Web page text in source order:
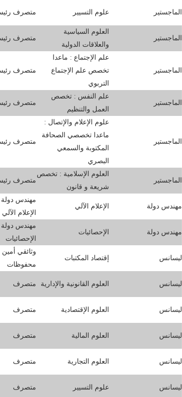
الماجستير علوم التسيير متصرف
الماجستير
العلوم السياسية
والعلاقات الدولية
متصرف
الماجستير
علم الإجتماع : ماعدا
تخصص علم الإجتماع
التربوي
متصرف
الماجستير
علم النفس : تخصص
العمل والتنظيم
متصرف
الماجستير
علوم الإعلام والإتصال :
ماعدا تخصصي الصحافة
المكتوبة والسمعي
البصري
متصرف
الماجستير
العلوم الإسلامية : تخصص
شريعة و قانون
متصرف
مهندس دولة الإعلام الآلي
مهندس
الإعلام الآلي
مهندس دولة الإحصائيات
مهندس
الإحصائيات
ليسانس إقتصاد المكتبات
وثائقي أمين
محفوظات
ليسانس العلوم القانونية والإدارية متصرف
ليسانس العلوم الإقتصادية متصرف
ليسانس العلوم المالية متصرف
ليسانس العلوم التجارية متصرف
ليسانس علوم التسيير متصرف